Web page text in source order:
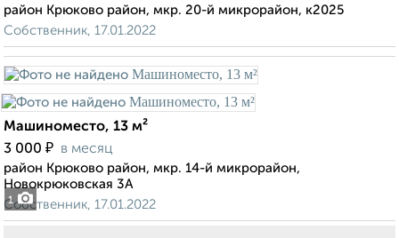
район Крюково район, мкр. 20-й микрорайон, к2025
Собственник, 17.01.2022
1
Машиноместо, 13 м²
3 000 ₽ в месяц
район Крюково район, мкр. 14-й микрорайон,
Новокрюковская 3А
Собственник, 17.01.2022